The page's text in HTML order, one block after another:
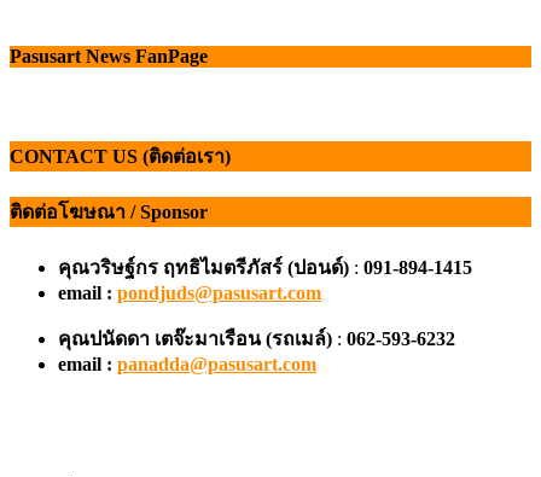
Pasusart News FanPage
CONTACT US (ติดต่อเรา)
ติดต่อโฆษณา / Sponsor
คุณวริษฐ์กร ฤทธิไมตรีภัสร์ (ปอนด์) : 091-894-1415
email : pondjuds@pasusart.com
คุณปนัดดา เตจ๊ะมาเรือน (รถเมล์) : 062-593-6232
email : panadda@pasusart.com